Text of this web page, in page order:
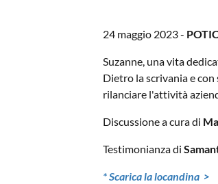
24 maggio 2023 -
Suzanne, una vita
Dietro la scrivania e
rilanciare l'attività
Discussione a cura di
Testimonianza di
* Scarica la locandina >